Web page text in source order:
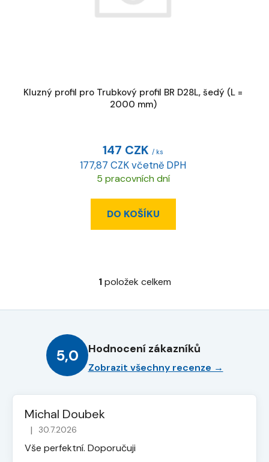
Kluzný profil pro Trubkový profil BR D28L, šedý (L =
2000 mm)
147 CZK / ks
177,87 CZK včetně DPH
5 pracovních dní
DO KOŠÍKU
O
l
a
c
p
y
1položek celkem
5,0 Hodnocení zákazníků
Zobrazit všechny recenze →
Michal Doubek
Hodnocení obchodu je 5 z 5 hvězdiček.
| 30.7.2026
Vše perfektní. Doporučuji